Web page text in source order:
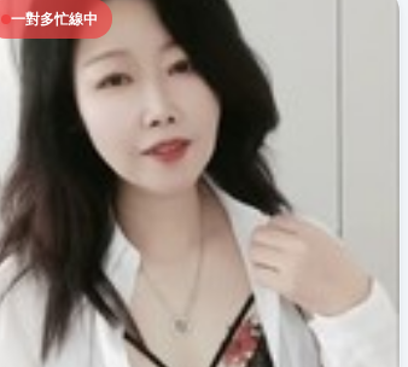
一對多忙線中